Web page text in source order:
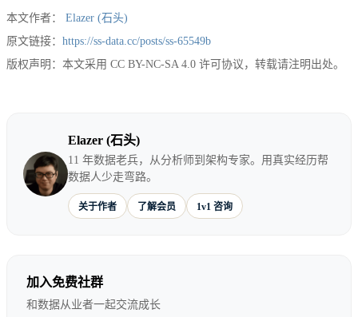
本文作者：
Elazer (石头)
原文链接： https://ss-data.cc/posts/ss-65549b
版权声明：本文采用 CC BY-NC-SA 4.0 许可协议，转载请注明出处。
Elazer (石头)
11 年数据老兵，从分析师到架构专家。用真实经历帮
数据人少走弯路。
关于作者 了解会员 1v1 咨询
加入免费社群
和数据从业者一起交流成长